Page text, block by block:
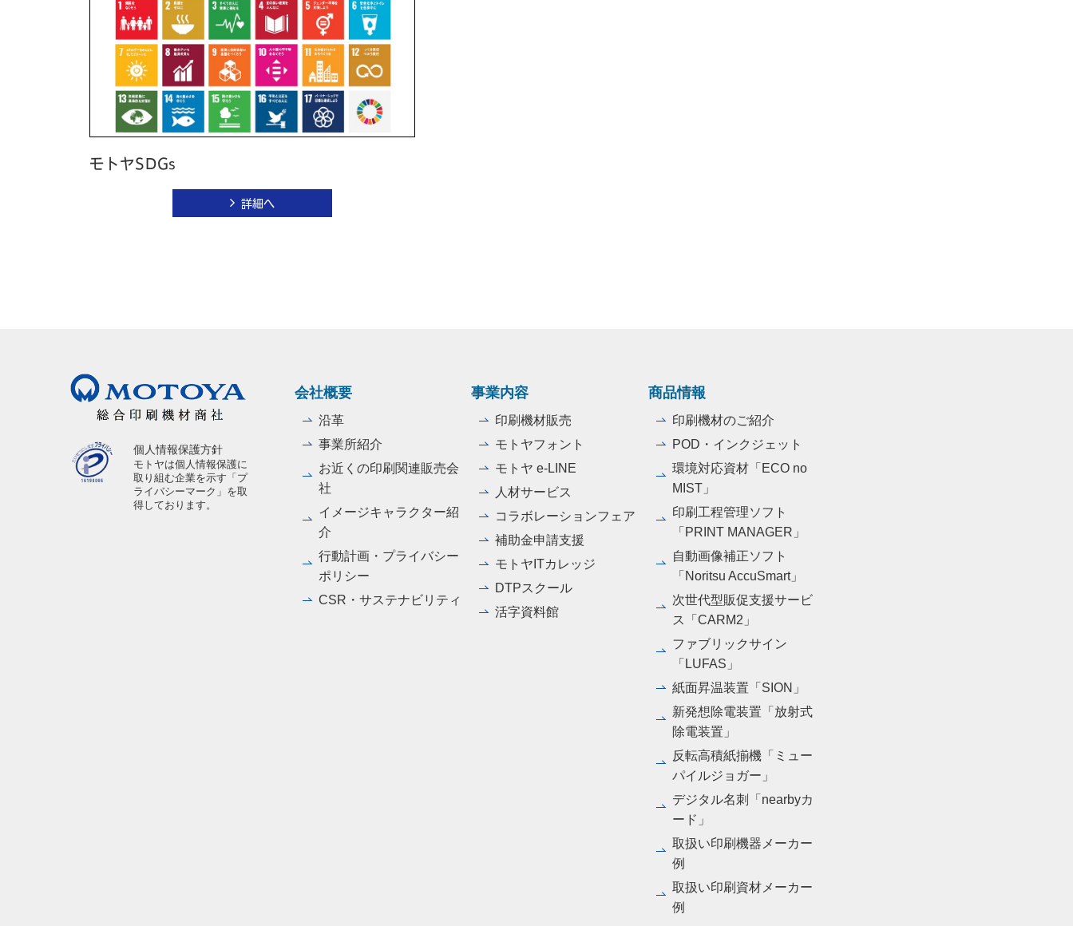
モトヤSDGs
詳細へ
個人情報保護方針
モトヤは個人情報保護に
取り組む企業を示す「プ
ライバシーマーク」を取
得しております。
会社概要
沿革
事業所紹介
お近くの印刷関連販売会
社
イメージキャラクター紹
介
行動計画・プライバシー
ポリシー
CSR・サステナビリティ
事業内容
印刷機材販売
モトヤフォント
モトヤ e-LINE
人材サービス
コラボレーションフェア
補助金申請支援
モトヤITカレッジ
DTPスクール
活字資料館
商品情報
印刷機材のご紹介
POD・インクジェット
環境対応資材「ECO no
MIST」
印刷工程管理ソフト
「PRINT MANAGER」
自動画像補正ソフト
「Noritsu AccuSmart」
次世代型販促支援サービ
ス「CARM2」
ファブリックサイン
「LUFAS」
紙面昇温装置「SION」
新発想除電装置「放射式
除電装置」
反転高積紙揃機「ミュー
パイルジョガー」
デジタル名刺「nearbyカ
ード」
取扱い印刷機器メーカー
例
取扱い印刷資材メーカー
例